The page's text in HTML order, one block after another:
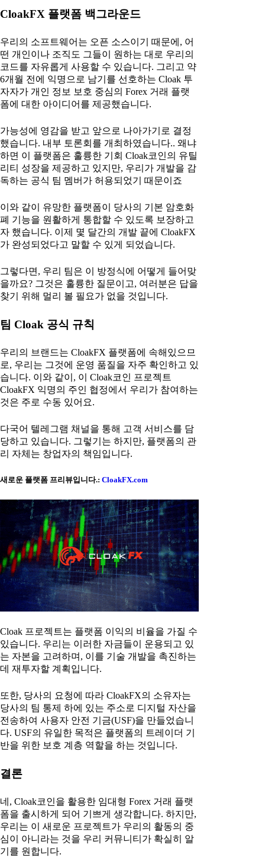
CloakFX 플랫폼 백그라운드
우리의 소프트웨어는 오픈 소스이기 때문에, 어
떤 개인이나 조직도 그들이 원하는 대로 우리의
코드를 자유롭게 사용할 수 있습니다. 그리고 약
6개월 전에 익명으로 남기를 선호하는 Cloak 투
자자가 개인 정보 보호 중심의 Forex 거래 플랫
폼에 대한 아이디어를 제공했습니다.
가능성에 영감을 받고 앞으로 나아가기로 결정
했습니다. 내부 토론회를 개최하였습니다.. 왜냐
하면 이 플랫폼은 훌륭한 기회 Cloak코인의 유틸
리티 성장을 제공하고 있지만, 우리가 개발을 감
독하는 공식 팀 멤버가 허용되었기 때문이죠
이와 같이 유망한 플랫폼이 당사의 기본 암호화
폐 기능을 원활하게 통합할 수 있도록 보장하고
자 했습니다. 이제 몇 달간의 개발 끝에 CloakFX
가 완성되었다고 말할 수 있게 되었습니다.
그렇다면, 우리 팀은 이 방정식에 어떻게 들어맞
을까요? 그것은 훌륭한 질문이고, 여러분은 답을
찾기 위해 멀리 볼 필요가 없을 것입니다.
팀 Cloak 공식 규칙
우리의 브랜드는 CloakFX 플랫폼에 속해있으므
로, 우리는 그것에 운영 품질을 자주 확인하고 있
습니다. 이와 같이, 이 Cloak코인 프로젝트
CloakFX 익명의 주인 협정에서 우리가 참여하는
것은 주로 수동 있어요.
다국어 텔레그램 채널을 통해 고객 서비스를 담
당하고 있습니다. 그렇기는 하지만, 플랫폼의 관
리 자체는 창업자의 책임입니다.
새로운 플랫폼 프리뷰입니다.: CloakFX.com
Cloak 프로젝트는 플랫폼 이익의 비율을 가질 수
있습니다. 우리는 이러한 자금들이 운용되고 있
는 자본을 고려하며, 이를 기술 개발을 촉진하는
데 재투자할 계획입니다.
또한, 당사의 요청에 따라 CloakFX의 소유자는
당사의 팀 통제 하에 있는 주소로 디지털 자산을
전송하여 사용자 안전 기금(USF)을 만들었습니
다. USF의 유일한 목적은 플랫폼의 트레이더 기
반을 위한 보호 계층 역할을 하는 것입니다.
결론
네, Cloak코인을 활용한 임대형 Forex 거래 플랫
폼을 출시하게 되어 기쁘게 생각합니다. 하지만,
우리는 이 새로운 프로젝트가 우리의 활동의 중
심이 아니라는 것을 우리 커뮤니티가 확실히 알
기를 원합니다.